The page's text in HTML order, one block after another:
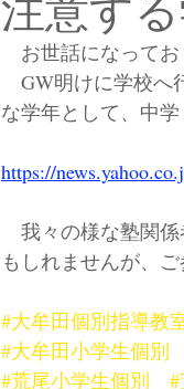
お世話になってお
GW明けに学校へ
な学年として、中
https://
我々の様な塾関係
もしれませんが、
#大牟田個別指導教
#大牟田小学生個別
#荒尾小学生個別